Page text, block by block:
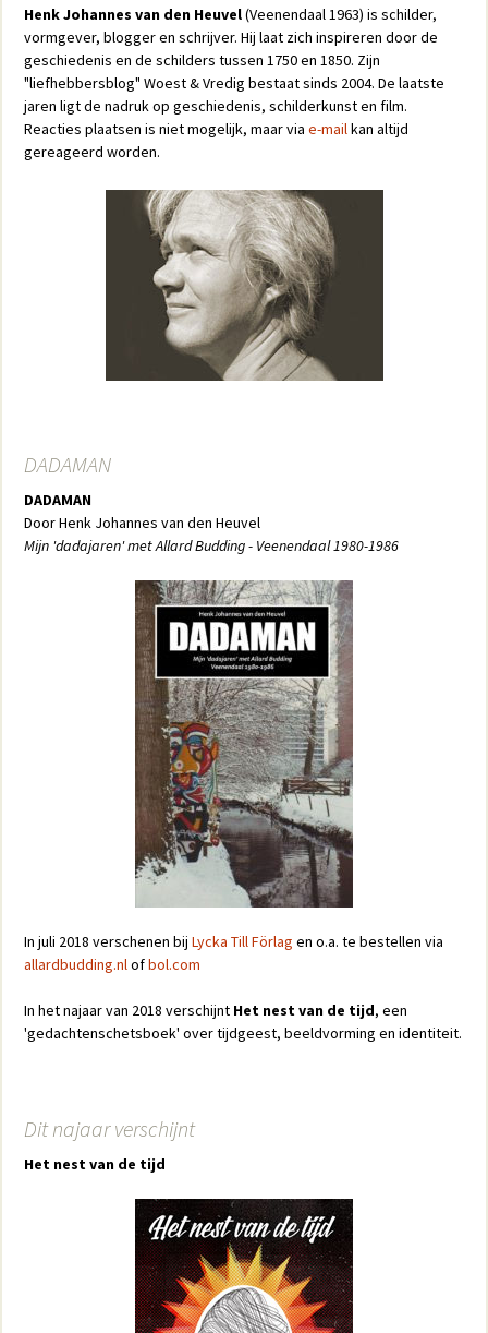
Henk Johannes van den Heuvel(Veenendaal 1963) is schilder,
vormgever, blogger en schrijver. Hij laat zich inspireren door de
geschiedenis en de schilders tussen 1750 en 1850. Zijn
"liefhebbersblog" Woest & Vredig bestaat sinds 2004. De laatste
jaren ligt de nadruk op geschiedenis, schilderkunst en film.
Reacties plaatsen is niet mogelijk, maar via e-mailkan altijd
gereageerd worden.
DADAMAN
DADAMAN
Door Henk Johannes van den Heuvel
Mijn 'dadajaren' met Allard Budding - Veenendaal 1980-1986
In juli 2018 verschenen bij Lycka Till Förlag en o.a. te bestellen via
allardbudding.nlofbol.com
In het najaar van 2018 verschijnt Het nest van de tijd, een
'gedachtenschetsboek' over tijdgeest, beeldvorming en identiteit.
Dit najaar verschijnt
Het nest van de tijd